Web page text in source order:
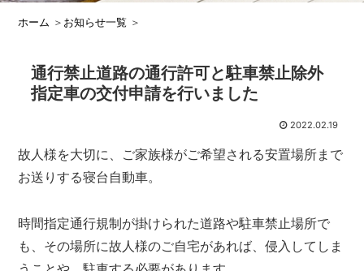
ホーム ＞ お知らせ一覧 ＞
通行禁止道路の通行許可と駐車禁止除外
指定車の交付申請を行いました
2022.02.19
故人様を大切に、ご家族様がご希望される安置場所まで
お送りする寝台自動車。
時間指定通行規制が掛けられた道路や駐車禁止場所で
も、その場所に故人様のご自宅があれば、侵入してしま